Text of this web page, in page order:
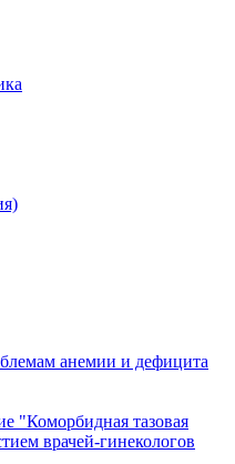
анемии и дефицита
"Коморбидная тазовая
врачей-гинекологов